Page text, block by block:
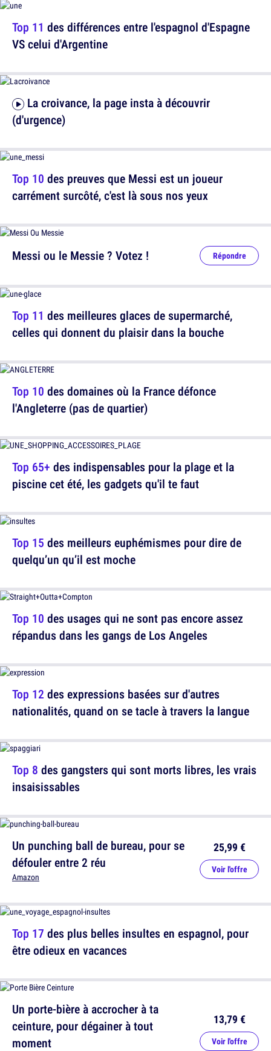
Top 11 des différences entre l'espagnol d'Espagne
VS celui d'Argentine
Top 10 des preuves que Messi est un joueur
carrément surcôté, c'est là sous nos yeux
Top 10 des domaines où la France défonce
l'Angleterre (pas de quartier)
Top 15 des meilleurs euphémismes pour dire de
quelqu’un qu’il est moche
Top 12 des expressions basées sur d'autres
nationalités, quand on se tacle à travers la langue
Un punching ball de bureau, pour se
défouler entre 2 réu
Amazon
25,99 €
Voir l'offre
Un porte-bière à accrocher à ta
ceinture, pour dégainer à tout
moment
13,79 €
Voir l'offre
(d'urgence)
Messi ou le Messie ? Votez ! Répondre
Top 11 des meilleures glaces de supermarché,
celles qui donnent du plaisir dans la bouche
Top 65+ des indispensables pour la plage et la
piscine cet été, les gadgets qu'il te faut
Top 10 des usages qui ne sont pas encore assez
répandus dans les gangs de Los Angeles
Top 8 des gangsters qui sont morts libres, les vrais
insaisissables
Top 17 des plus belles insultes en espagnol, pour
être odieux en vacances